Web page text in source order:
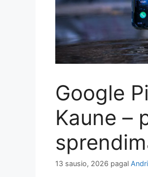
Google
Kaune –
13 sausio, 2026 pagal